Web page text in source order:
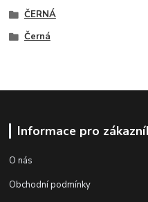
ČERNÁ
Černá
Informace pro
O nás
Obchodní podmínky